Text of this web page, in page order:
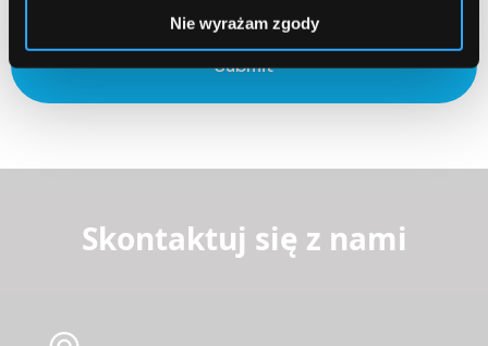
Nie wyrażam zgody
Submit
Skontaktuj się z nami